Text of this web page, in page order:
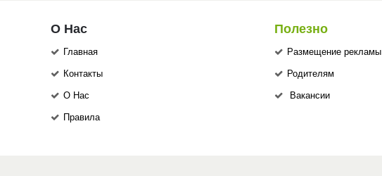
О Нас
Главная
Контакты
О Нас
Правила
Полезно
Размещение рекламы
Родителям
Вакансии